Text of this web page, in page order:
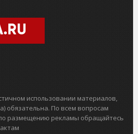
использовании материалов,
обязательна. По всем вопросам
размещению рекламы обращайтесь